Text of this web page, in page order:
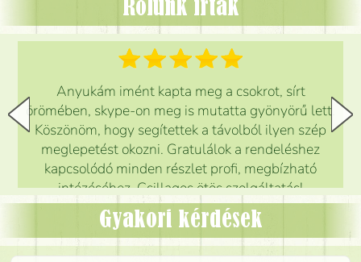
Rólunk írták
Anyukám imént kapta meg a csokrot, sírt
örömében, skype-on meg is mutatta gyönyörű lett.
Köszönöm, hogy segítettek a távolból ilyen szép
meglepetést okozni. Gratulálok a rendeléshez
kapcsolódó minden részlet profi, megbízható
intézéséhez. Csillagos ötös szolgáltatás!
Mónika
Gyakori kérdések